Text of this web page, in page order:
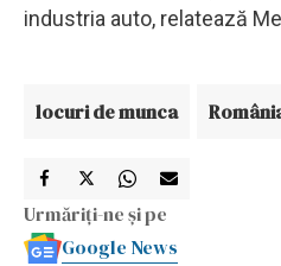
industria auto, relatează
locuri de munca
Urmăriți-ne și pe
Google News